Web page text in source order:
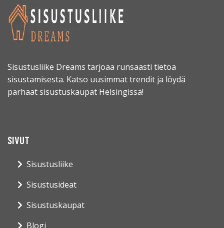
Sisustusliike Dreams tarjoaa runsaasti tietoa
sisustamisesta. Katso uusimmat trendit ja löydä
parhaat sisustuskaupat Helsingissä!
SIVUT
Sisustusliike
Sisustusideat
Sisustuskaupat
Blogi